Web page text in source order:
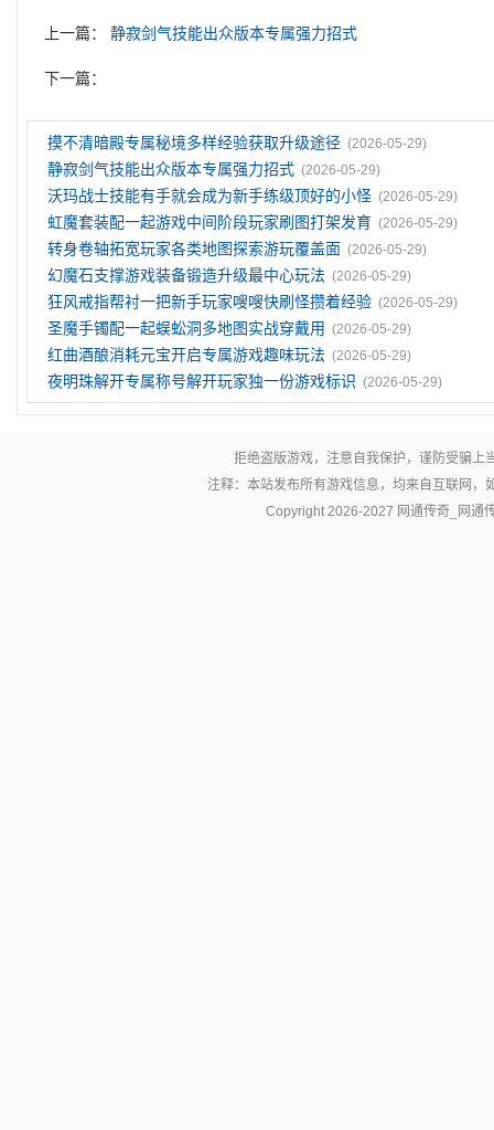
上一篇：静寂剑气技能出众版本专属强力招式
下一篇：
摸不清暗殿专属秘境多样经验获取升级途径 (2026-05-29)
静寂剑气技能出众版本专属强力招式 (2026-05-29)
沃玛战士技能有手就会成为新手练级顶好的小怪 (2026-05-29)
虹魔套装配一起游戏中间阶段玩家刷图打架发育 (2026-05-29)
转身卷轴拓宽玩家各类地图探索游玩覆盖面 (2026-05-29)
幻魔石支撑游戏装备锻造升级最中心玩法 (2026-05-29)
狂风戒指帮衬一把新手玩家嗖嗖快刷怪攒着经验 (2026-05-29)
圣魔手镯配一起蜈蚣洞多地图实战穿戴用 (2026-05-29)
红曲酒酿消耗元宝开启专属游戏趣味玩法 (2026-05-29)
夜明珠解开专属称号解开玩家独一份游戏标识 (2026-05-29)
拒绝盗版游戏，注意自我保护，谨防受骗上
注释：本站发布所有游戏信息，均来自互联网
Copyright 2026-2027 网通传奇_网通